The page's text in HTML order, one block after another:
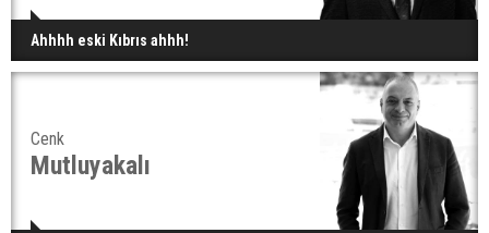
Ahhhh eski Kıbrıs ahhh!
Cenk
Mutluyakalı